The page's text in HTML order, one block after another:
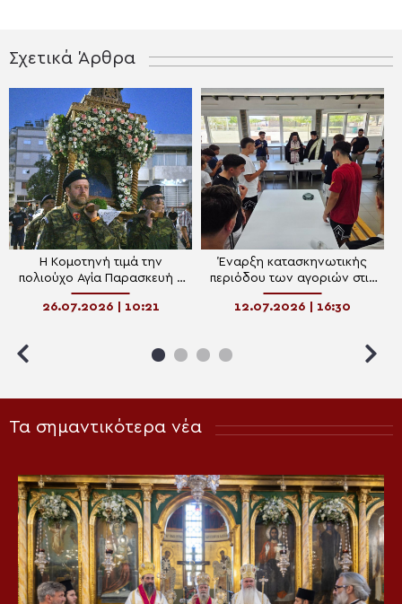
Σχετικά Άρθρα
Η Κομοτηνή τιμά την
πολιούχο Αγία Παρασκευή –
Πλήθος πιστών στον
Πολυαρχιερατικό Εσπερινό
26.07.2026 | 10:21
Έναρξη κατασκηνωτικής
περιόδου των αγοριών στις
Κατασκηνώσεις της
Μητρόπολης Μαρωνείας
12.07.2026 | 16:30
Τα σημαντικότερα νέα